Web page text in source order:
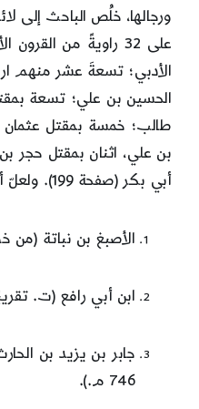
ورجالها، خلُص الباحث إلى
على 32 راويةً من
الأدبي؛ تسعةَ عشر منهم
الحسين بن علي؛ تسعة
طالب؛ خمسة بمقتل عثمان
بن علي، اثنان بمقتل حجر
أبي بكر (صفحة 199). ولعلّ أهمّ هؤلاء:
الأصبغ بن نباتة (من
ابن أبي رافع (ت. تقريبًا 100 هـ/718
746 م.).